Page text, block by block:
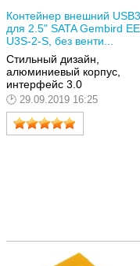
Контейнер внешний
для 2.5" SATA Gembird
U3S-2-S, без венти...
Стильный дизайн,
алюминиевый корпус,
интерфейс 3.0
29.09.2019 16:25